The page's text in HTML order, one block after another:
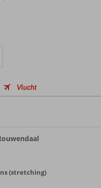
Vlucht
(stretching)